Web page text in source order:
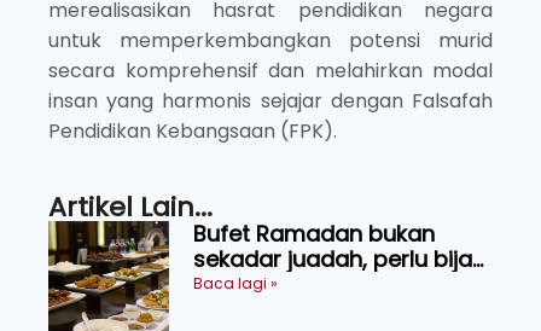
merealisasikan hasrat pendidikan negara
untuk memperkembangkan potensi murid
secara komprehensif dan melahirkan modal
insan yang harmonis sejajar dengan Falsafah
Pendidikan Kebangsaan (FPK).
Artikel Lain...
Bufet Ramadan bukan
sekadar juadah, perlu bijak
memilih dan selamat
Baca lagi »